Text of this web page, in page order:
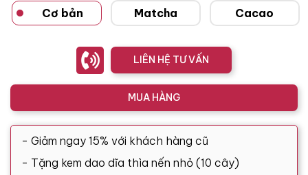
Cơ bản Matcha Cacao
LIÊN HỆ TƯ VẤN
MUA HÀNG
- Giảm ngay 15% với khách hàng cũ
- Tặng kem dao dĩa thìa nến nhỏ (10 cây)